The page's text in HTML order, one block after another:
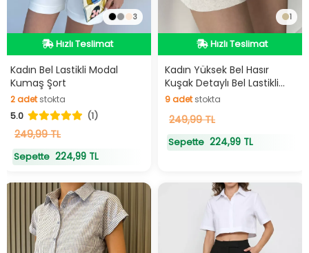
3
Hızlı Teslimat
Hızlı Teslimat
Kadın Bel Lastikli Modal
Kumaş Şort
2adetstokta
2adetstokta
5.0 (1)
249,99 TL
Sepette 224,99 TL
1
Hızlı Teslimat
Hızlı Teslimat
Kadın Yüksek Bel Hasır
Kuşak Detaylı Bel Lastikli
Keten Şort
9adetstokta
9adetstokta
249,99 TL
Sepette 224,99 TL